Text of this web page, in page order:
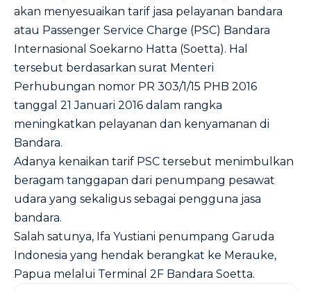
akan menyesuaikan tarif jasa pelayanan bandara
atau Passenger Service Charge (PSC) Bandara
Internasional Soekarno Hatta (Soetta). Hal
tersebut berdasarkan surat Menteri
Perhubungan nomor PR 303/1/15 PHB 2016
tanggal 21 Januari 2016 dalam rangka
meningkatkan pelayanan dan kenyamanan di
Bandara.
Adanya kenaikan tarif PSC tersebut menimbulkan
beragam tanggapan dari penumpang pesawat
udara yang sekaligus sebagai pengguna jasa
bandara.
Salah satunya, Ifa Yustiani penumpang Garuda
Indonesia yang hendak berangkat ke Merauke,
Papua melalui Terminal 2F Bandara Soetta.